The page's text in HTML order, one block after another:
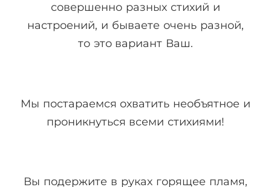
совершенно разных стихий и
настроений, и бываете очень разной,
то это вариант Ваш.
Мы постараемся охватить необъятное и
проникнуться всеми стихиями!
Вы подержите в руках горящее пламя,